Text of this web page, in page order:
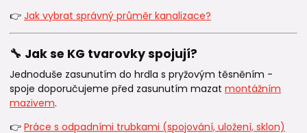
👉 Jak vybrat správný průměr kanalizace?
🔧 Jak se KG tvarovky spojují?
Jednoduše zasunutím do hrdla s pryžovým těsněním -
spoje doporučujeme před zasunutím mazat montážním
mazivem.
👉 Práce s odpadními trubkami (spojování, uložení, sklon)